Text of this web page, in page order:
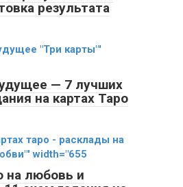
результата
— 7 лучших
на картах Таро
на любовь и